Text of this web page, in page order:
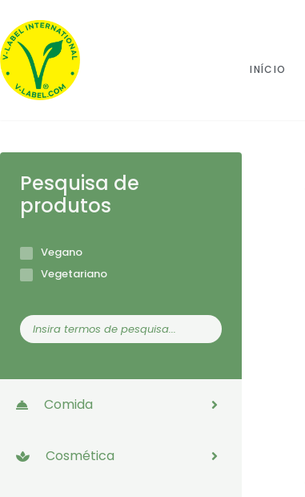
INÍCIO
Pesquisa de
produtos
Vegano
Vegetariano
Comida
Cosmética